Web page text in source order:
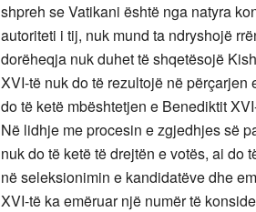
shpreh se Vatikani është nga natyra
autoriteti i tij, nuk mund ta ndryshojë
dorëheqja nuk duhet të shqetësojë
XVI-të nuk do të rezultojë në
do të ketë mbështetjen e Benediktit
Në lidhje me procesin e zgjedhjes së
nuk do të ketë të drejtën e votës, ai do
në seleksionimin e kandidatëve dhe
XVI-të ka emëruar një numër të